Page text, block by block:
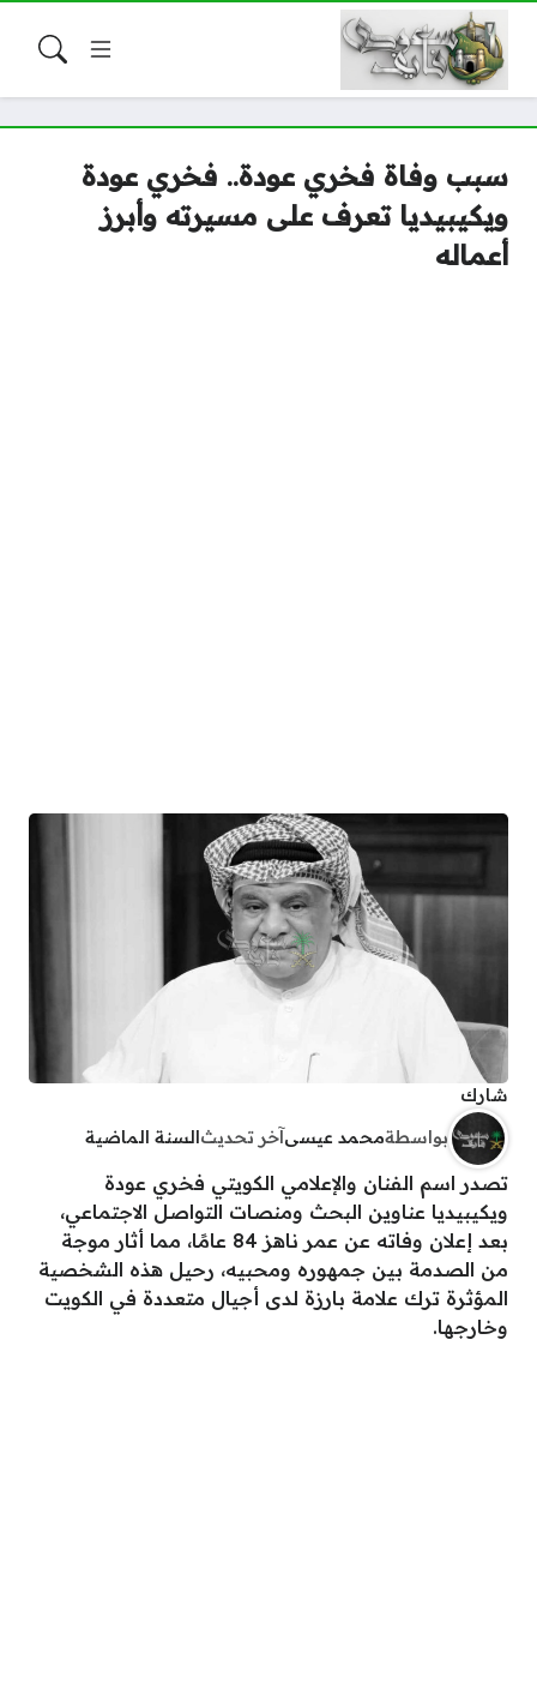
سبب وفاة فخري عودة.. فخري عودة
ويكيبيديا تعرف على مسيرته وأبرز
أعماله
شارك
بواسطةمحمد عيسىآخر تحديثالسنة الماضية
تصدر اسم الفنان والإعلامي الكويتي فخري عودة
ويكيبيديا عناوين البحث ومنصات التواصل الاجتماعي،
بعد إعلان وفاته عن عمر ناهز 84 عامًا، مما أثار موجة
من الصدمة بين جمهوره ومحبيه، رحيل هذه الشخصية
المؤثرة ترك علامة بارزة لدى أجيال متعددة في الكويت
وخارجها.